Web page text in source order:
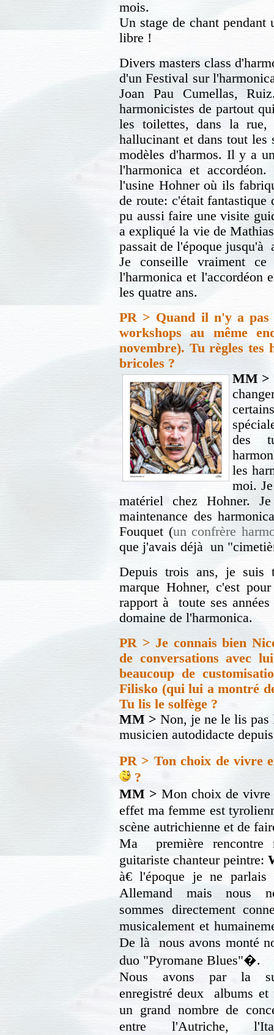
mois.
Un stage de chant pendant
libre !
Divers masters class
d'un Festival sur
Joan Pau Cumellas,
harmonicistes de partout
les toilettes, dans la rue,
hallucinant et dans tout les
modèles d'harmos. Il y a
l'harmonica et
l'usine Hohner où ils
de route: c'était
pu aussi faire une visite
a expliqué la vie de
passait de l'époque
Je conseille vraiment
l'harmonica et l'accordéon
les quatre ans.
PR > Quand il n'y a
workshops au même
novembre). Tu règles tes
bricoles ?
MM >
des
les
moi.
matériel chez Hohner.
maintenance des
Fouquet (un confrère
que j'avais déjà un
Depuis trois ans, je suis
marque Hohner, c'est
rapport à toute ses
domaine de l'harmonica.
PR > Je connais bien
de conversations avec
beaucoup de
Filisko (qui lui a montré
Tu lis le solfège ?
MM > Non, je ne le lis pas
musicien autodidacte
PR > Ton choix de vivre
?
MM > Mon choix de vivre
effet ma femme est
scène autrichienne et de
Ma première rencontre
guitariste chanteur peintre:
à€ l'époque je ne parlais
Allemand mais nous
sommes directement
musicalement et
De là nous avons monté
duo "Pyromane Blues"�.
Nous avons par la
enregistré deux albums et
un grand nombre de
entre l'Autriche,